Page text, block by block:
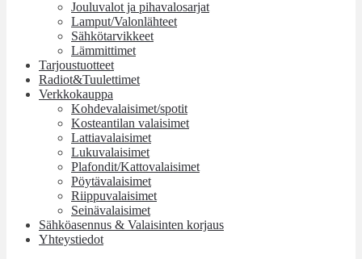
Jouluvalot ja pihavalosarjat
Lamput/Valonlähteet
Sähkötarvikkeet
Lämmittimet
Tarjoustuotteet
Radiot&Tuulettimet
Verkkokauppa
Kohdevalaisimet/spotit
Kosteantilan valaisimet
Lattiavalaisimet
Lukuvalaisimet
Plafondit/Kattovalaisimet
Pöytävalaisimet
Riippuvalaisimet
Seinävalaisimet
Sähköasennus & Valaisinten korjaus
Yhteystiedot